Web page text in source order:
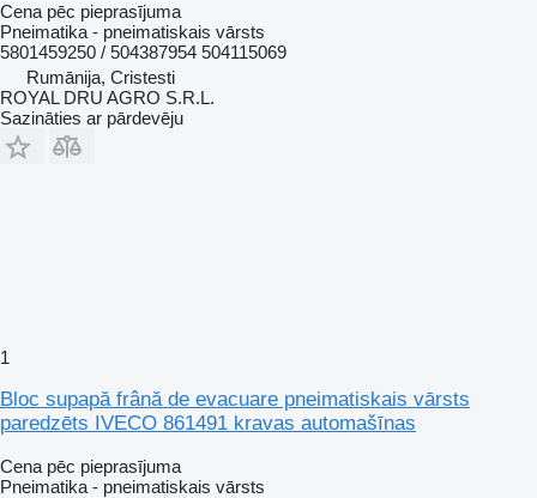
Cena pēc pieprasījuma
Pneimatika - pneimatiskais vārsts
5801459250 / 504387954 504115069
Rumānija, Cristesti
ROYAL DRU AGRO S.R.L.
Sazināties ar pārdevēju
1
Bloc supapă frână de evacuare pneimatiskais vārsts
paredzēts IVECO 861491 kravas automašīnas
Cena pēc pieprasījuma
Pneimatika - pneimatiskais vārsts